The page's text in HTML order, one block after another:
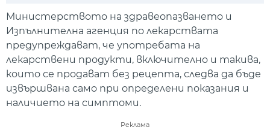
Министерството на здравеопазването и
Изпълнителна агенция по лекарствата
предупреждават, че употребата на
лекарствени продукти, включително и такива,
които се продават без рецепта, следва да бъде
извършвана само при определени показания и
наличието на симптоми.
Реклама